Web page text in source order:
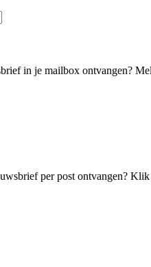
in je mailbox ontvangen?
per post ontvangen?